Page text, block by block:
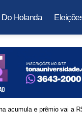
Holanda
acumula e prêmio vai a